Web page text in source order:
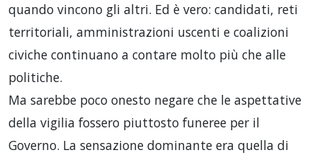
quando vincono gli altri. Ed è vero: candidati, reti
territoriali, amministrazioni uscenti e coalizioni
civiche continuano a contare molto più che alle
politiche.
Ma sarebbe poco onesto negare che le aspettative
della vigilia fossero piuttosto funeree per il
Governo. La sensazione dominante era quella di